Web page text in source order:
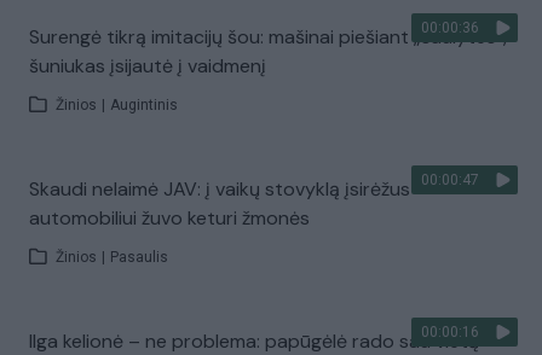
00:00:36
Surengė tikrą imitacijų šou: mašinai piešiant „saulytes“,
šuniukas įsijautė į vaidmenį
Žinios Augintinis
00:00:47
Skaudi nelaimė JAV: į vaikų stovyklą įsirėžus
automobiliui žuvo keturi žmonės
Žinios Pasaulis
00:00:16
Ilga kelionė – ne problema: papūgėlė rado sau vietą